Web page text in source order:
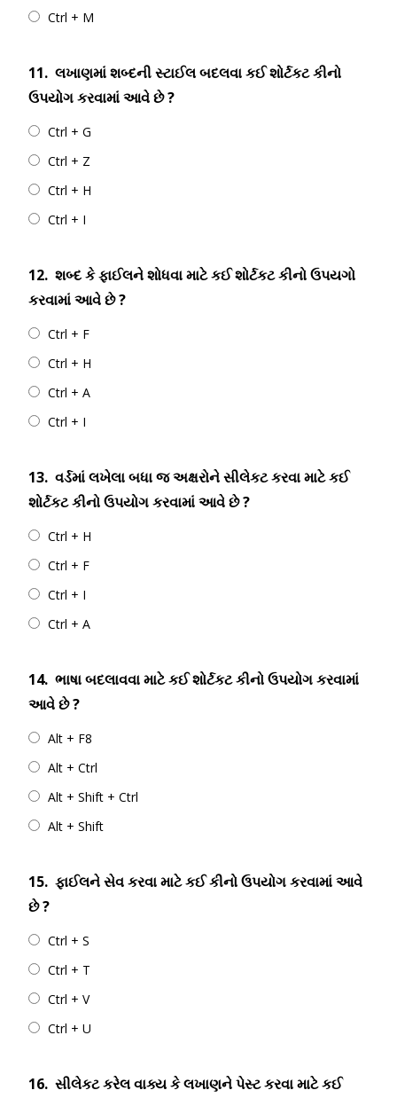
Ctrl + M
11. લખાણમાં શબ્દની સ્ટાઈલ બદલવા કઈ શોર્ટકટ કીનો
ઉપયોગ કરવામાં આવે છે ?
Ctrl + G
Ctrl + Z
Ctrl + H
Ctrl + I
12. શબ્દ કે ફાઈલને શોધવા માટે કઈ શોર્ટકટ કીનો ઉપયગો
કરવામાં આવે છે ?
Ctrl + F
Ctrl + H
Ctrl + A
Ctrl + I
13. વર્ડમાં લખેલા બધા જ અક્ષરોને સીલેકટ કરવા માટે કઈ
શોર્ટકટ કીનો ઉપયોગ કરવામાં આવે છે ?
Ctrl + H
Ctrl + F
Ctrl + I
Ctrl + A
14. ભાષા બદલાવવા માટે કઈ શોર્ટકટ કીનો ઉપયોગ કરવામાં
આવે છે ?
Alt + F8
Alt + Ctrl
Alt + Shift + Ctrl
Alt + Shift
15. ફાઈલને સેવ કરવા માટે કઈ કીનો ઉપયોગ કરવામાં આવે
છે ?
Ctrl + S
Ctrl + T
Ctrl + V
Ctrl + U
16. સીલેકટ કરેલ વાક્ય કે લખાણને પેસ્ટ કરવા માટે કઈ